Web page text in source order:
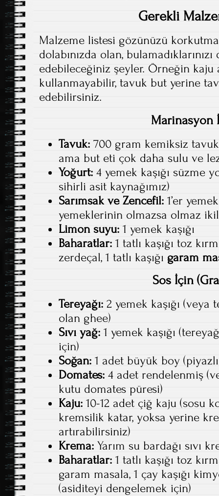
Gerekli
Malzeme listesi gözünüzü
dolabınızda olan,
edebileceğiniz şeyler. Örneğin kaju
kullanmayabilir, tavuk but yerine
edebilirsiniz.
Marinasyon
Tavuk: 700 gram kemiksiz
ama but eti çok daha sulu ve
Yoğurt: 4 yemek kaşığı süzme
sihirli asit kaynağımız)
Sarımsak ve Zencefil: 1’er
yemeklerinin olmazsa olmaz
Limon suyu: 1 yemek kaşığı
Baharatlar: 1 tatlı kaşığı toz
zerdeçal, 1 tatlı kaşığı garam
Sos İçin
Tereyağı: 2 yemek kaşığı (veya
olan ghee)
Sıvı yağ: 1 yemek kaşığı
için)
Soğan: 1 adet büyük boy
Domates: 4 adet rendelenmiş
kutu domates püresi)
Kaju: 10-12 adet çiğ kaju (sosu
kremsilik katar, yoksa yerine
artırabilirsiniz)
Krema: Yarım su bardağı sıvı
Baharatlar: 1 tatlı kaşığı toz
garam masala, 1 çay kaşığı
(asiditeyi dengelemek için)